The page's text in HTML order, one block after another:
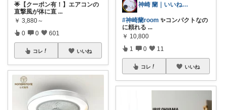
🌟【クーポン有！】エアコンの
直撃風が体に直 ...
￥ 3,880～
0 0 601
コレ いいね
神崎 蘭｜いいねありがとうございます☺️
#神崎蘭room ✨コンパクトなの
に頼れる ...
￥ 10,800
1 0 11
コレ いいね